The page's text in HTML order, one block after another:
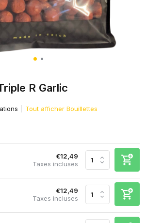
R Garlic
Tout afficher Bouillettes
€12,49
Taxes incluses
€12,49
Taxes incluses